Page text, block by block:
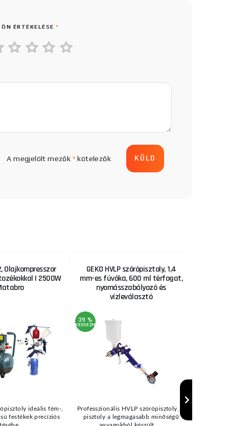
ÖN ÉRTÉKELÉSE*
A megjelölt mezők * kötelezők
Olajkompresszor
| 2500W
ideális fém-,
festékek precíziós
GEKO HVLP szórópisztoly, 1,4
mm-es fúvóka, 600 ml térfogat,
nyomásszabályozó és
vízleválasztó
39 %
KEDVEZMÉNY
Professzionális HVLP szórópisztoly. A
pisztoly a legmagasabb minőségű